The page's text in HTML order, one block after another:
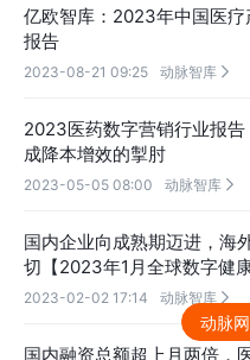
亿欧智库：2023年中国医
报告
2023-08-21 09:25 动脉智库 
2023医药数字营销行业报
成降本增效的掣肘
2023-05-05 08:00 动脉智库 
国内企业向成熟期迈进，海
切【2023年1月全球数字健
2023-02-02 17:14 动脉智库 
国内融资总额超上月两倍，
动脉